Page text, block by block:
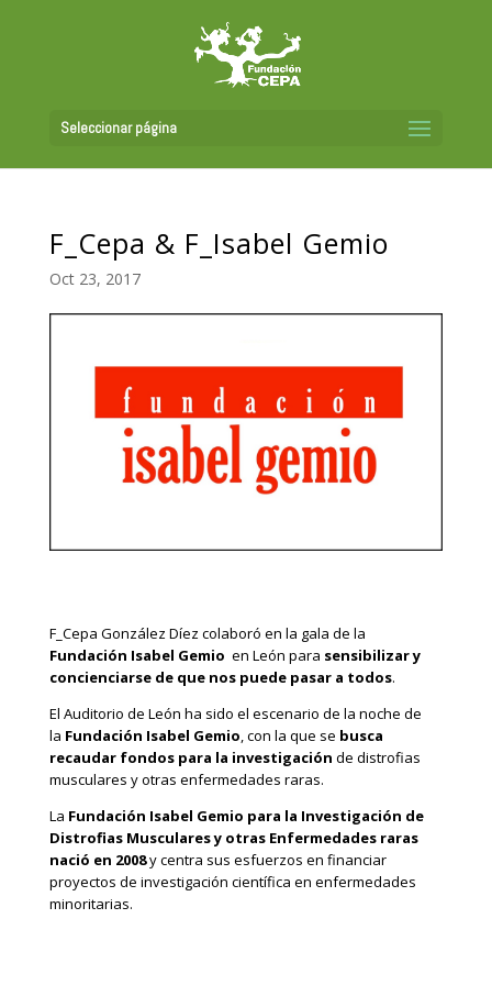
Seleccionar página
F_Cepa & F_Isabel Gemio
Oct 23, 2017
F_Cepa González Díez colaboró en la gala de la
Fundación Isabel Gemio en León para sensibilizar y
concienciarse de que nos puede pasar a todos.
El Auditorio de León ha sido el escenario de la noche de
la Fundación Isabel Gemio, con la que se busca
recaudar fondos para la investigación de distrofias
musculares y otras enfermedades raras.
La Fundación Isabel Gemio para la Investigación de
Distrofias Musculares y otras Enfermedades raras
nació en 2008y centra sus esfuerzos en financiar
proyectos de investigación científica en enfermedades
minoritarias.